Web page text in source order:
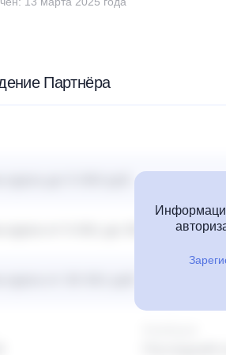
Партнёра
курса от 5 001 до 30 000 руб.